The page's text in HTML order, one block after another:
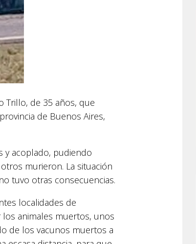
Trillo, de 35 años, que
de Buenos Aires,
y acoplado, pudiendo
murieron. La situación
tuvo otras consecuencias.
localidades de
los animales muertos, unos
de los vacunos muertos a